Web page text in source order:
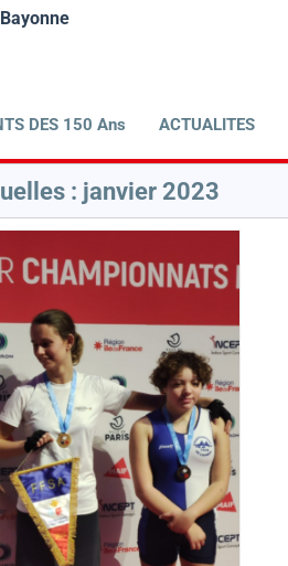
DES 150 Ans ACTUALITES
: janvier 2023